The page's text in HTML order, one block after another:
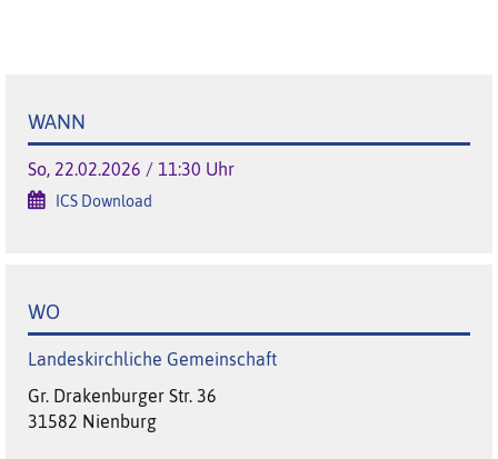
WANN
So, 22.02.2026 / 11:30 Uhr
ICS Download
WO
Landeskirchliche Gemeinschaft
Gr. Drakenburger Str. 36
31582 Nienburg